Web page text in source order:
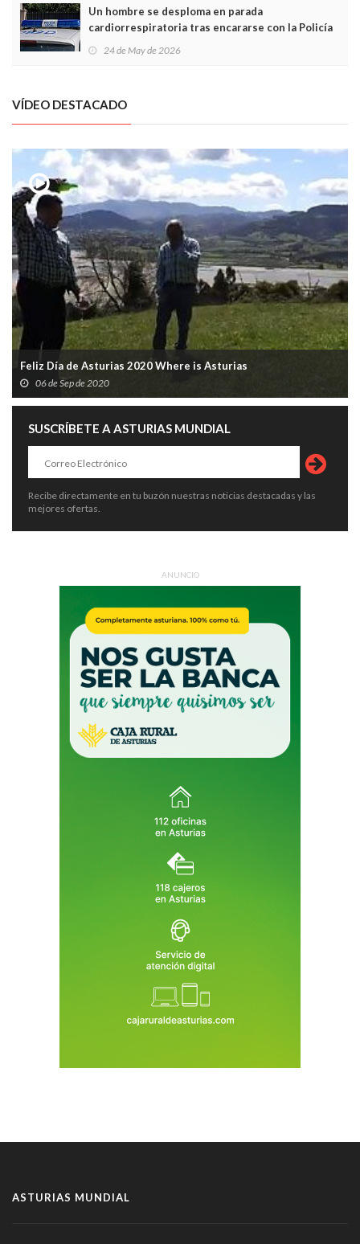
Un hombre se desploma en parada
cardiorrespiratoria tras encararse con la Policía
Local en Luanco
24 de May de 2026
VÍDEO DESTACADO
Feliz Día de Asturias 2020 Where is Asturias
06 de Sep de 2020
SUSCRÍBETE A ASTURIAS MUNDIAL
Recibe directamente en tu buzón nuestras noticias destacadas y las
mejores ofertas.
ANUNCIO
ASTURIAS MUNDIAL